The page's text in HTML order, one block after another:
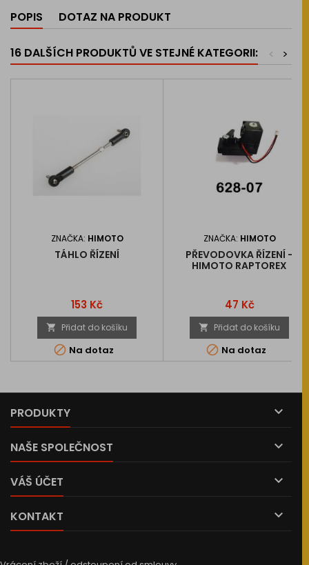
POPIS DOTAZ NA PRODUKT
16 DALŠÍCH PRODUKTŮ VE STEJNÉ KATEGORII: >
<
ZNAČKA: HIMOTO
TÁHLO ŘÍZENÍ
Cena
153 Kč
 Přidat do košíku
 Na dotaz
ZNAČKA: HIMOTO
PŘEVODOVKA ŘÍZENÍ -
HIMOTO RAPTOREX
Cena
47 Kč
 Přidat do košíku
 Na dotaz
PRODUKTY 
NAŠE SPOLEČNOST 
VÁŠ ÚČET 
KONTAKT 